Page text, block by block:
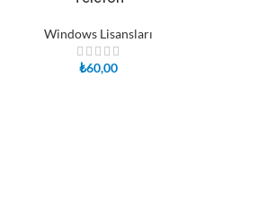
Windows Lisansları
₺60,00